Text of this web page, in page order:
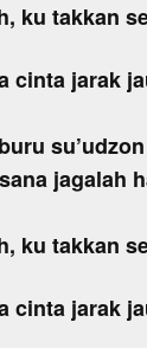
ku takkan
cinta jarak
jagalah
ku takkan
cinta jarak